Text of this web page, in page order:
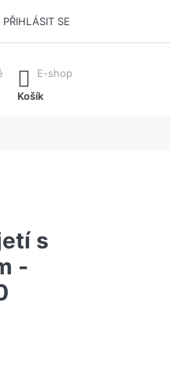
PŘIHLÁSIT SE
všechny výsledky.
E-shop
Košík
s
-